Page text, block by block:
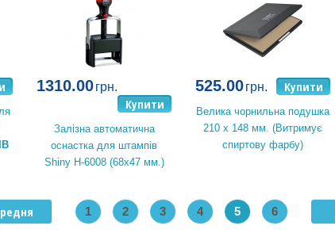
1310.00грн.
Купити
Залізна автоматична
оснастка для штампів
Shiny H-6008 (68х47 мм.)
525.00грн. Купити
Велика чорнильна подушка
210 х 148 мм. (Витримує
спиртову фарбу)
1 2 3 4 5 6